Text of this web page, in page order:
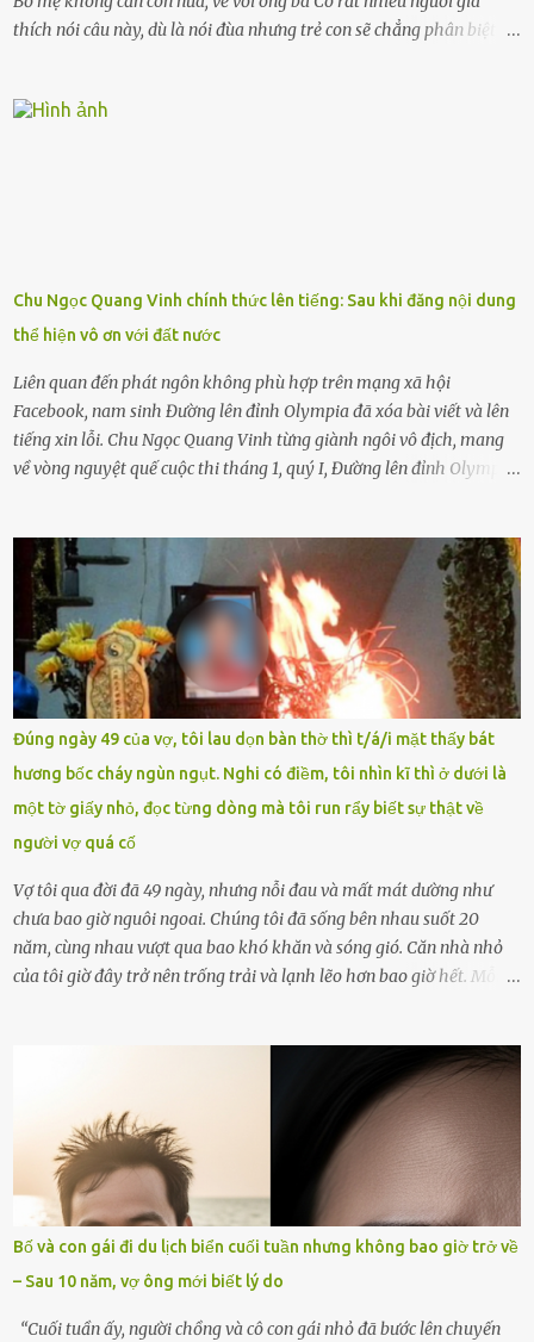
thích nói câu này, dù là nói đùa nhưng trẻ con sẽ chẳng phân biệt
khuyên nhủ con thật cẩn thận. Nếu cháu không nghe lời, cảnh sát
để được giúp đỡ thì có thể sẽ bỏ lỡ cơ hội và gặp nguy hiểm. Trẻ con
có biết gì đâu Nhiều người cứ coi trẻ còn nhỏ nên dù có phạm sai
lầm, thì họ cũng không trách mắng. Nhưng nếu người lớn tuổi
không dạy con cẩn...
Chu Ngọc Quang Vinh chính thức lên tiếng: Sau khi đăng nội dung
thể hiện vô ơn với đất nước
Liên quan đến phát ngôn không phù hợp trên mạng xã hội
Facebook, nam sinh Đường lên đỉnh Olympia đã xóa bài viết và lên
tiếng xin lỗi. Chu Ngọc Quang Vinh từng giành ngôi vô địch, mang
về vòng nguyệt quế cuộc thi tháng 1, quý I, Đường lên đỉnh Olympia.
chưa phù hợp, gây xôn xao, bức xúc trong dư luận. Ngay sau đó,
Trường THPT Chuyên Nguyễn Tất Thành báo cáo xác nhận tài
khoản Chu Vinh là của học sinh Chu Ngọc Quang Vinh, lớp 12 Anh
của nhà trường. Nam sinh này từng giành ngôi vô địch, mang về
vòng nguyệt quế cuộc thi tháng 1, quý I, Đường lên đỉnh Olympia
năm thứ 24. Quá trình giáo dục, học sinh Chu Ngọc Quang Vinh đã
nhận thức được nội dung bài viết của bản thân trên mạng xã hội
ngày 1.9 là chưa phù hợp nên đã chủ động gỡ bài viết và đăng bài
xin lỗi trên trang Facebook cá nhân. Chu Ngọc Quang Vinh làm việc
với cơ quan chức năng. Ảnh: Đơn vị cung...
Đúng ngày 49 của vợ, tôi lau dọn bàn thờ thì t/á/i mặt thấy bát
hương bốc cháy ngùn ngụt. Nghi có điềm, tôi nhìn kĩ thì ở dưới là
một tờ giấy nhỏ, đọc từng dòng mà tôi run rẩy biết sự thật về
người vợ quá cố
Vợ tôi qua đời đã 49 ngày, nhưng nỗi đau và mất mát dường như
chưa bao giờ nguôi ngoai. Chúng tôi đã sống bên nhau suốt 20
năm, cùng nhau vượt qua bao khó khăn và sóng gió. Căn nhà nhỏ
của tôi giờ đây trở nên trống trải và lạnh lẽo hơn bao giờ hết. Mỗi
rơi vào khoảng trống vô tận, chẳng còn muốn làm gì ngoài việc
ngồi lặng lẽ nhớ về cô ấy. Nhưng cuộc sống không cho phép tôi mãi
chìm đắm trong đau khổ. Họ hàng, bạn bè và những người thân
thiết đã đến bên, giúp tôi tổ chức tang lễ chu toàn. Và hôm nay là
ngày giỗ đầu tiên của vợ, 49 ngày sau khi cô ấy rời xa tôi mãi
mãi.Buổi sáng hôm đó, sau khi cúng cơm xong, tôi quyết định lên
sắp xếp lại bàn thờ vợ. Mọi thứ vẫn như mọi ngày, nhưng có điều gì
đó kỳ lạ mà tôi không thể giải thích được. Trong khoảnh khắc tôi
cúi xuống lau chùi bát hương, một luồng gió lạ thoáng qua, khiến
tôi giật mình. Và rồi, một chuyện kinh...
Bố và con gái đi du lịch biển cuối tuần nhưng không bao giờ trở về
– Sau 10 năm, vợ ông mới biết lý do
“Cuối tuần ấy, người chồng và cô con gái nhỏ đã bước lên chuyến